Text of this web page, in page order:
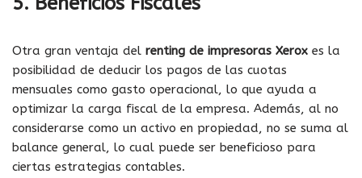
Otra gran ventaja del renting de impresoras Xerox es la
posibilidad de deducir los pagos de las cuotas
mensuales como gasto operacional, lo que ayuda a
optimizar la carga fiscal de la empresa. Además, al no
considerarse como un activo en propiedad, no se suma al
balance general, lo cual puede ser beneficioso para
ciertas estrategias contables.